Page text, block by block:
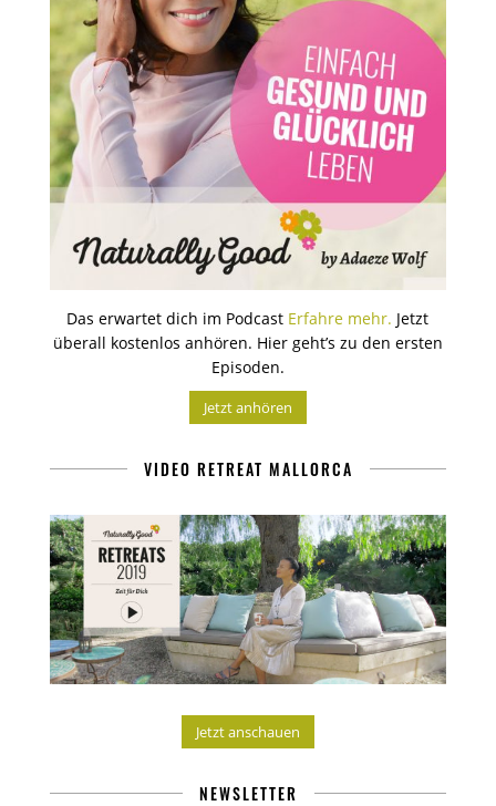
Das erwartet dich im Podcast Erfahre mehr. Jetzt
überall kostenlos anhören. Hier geht’s zu den ersten
Episoden.
Jetzt anhören
VIDEO RETREAT MALLORCA
Jetzt anschauen
NEWSLETTER